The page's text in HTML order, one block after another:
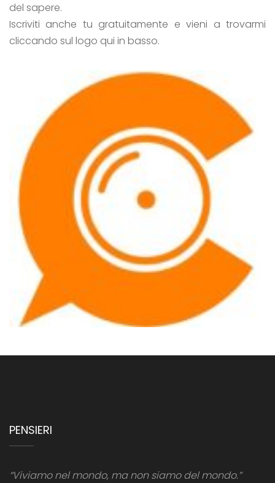
del sapere.
Iscriviti anche tu gratuitamente e vieni a trovarmi
cliccando sul logo qui in basso.
PENSIERI
“Viviamo nel mondo, ma non siamo del mondo.”